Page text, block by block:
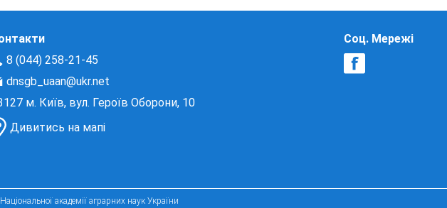
8 (044) 258-21-45
dnsgb_uaan@ukr.net
м. Київ, вул. Героїв Оборони, 10
Дивитись на мапі
Соц. Мережі
академії аграрних наук України